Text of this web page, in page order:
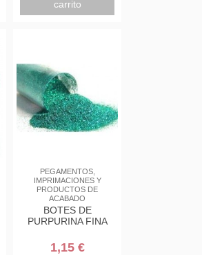
carrito
PEGAMENTOS,
IMPRIMACIONES Y
PRODUCTOS DE
ACABADO
BOTES DE
PURPURINA FINA
1,15 €